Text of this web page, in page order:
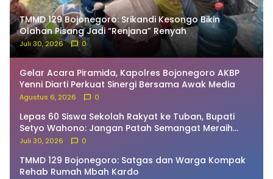
TMMD 129 Bojonegoro: Srikandi Kesongo Bikin
Olahan Pisang Jadi “Renjana” Renyah
Juli 30, 2026 0
Gelar Acara Piramida, Kapolres Bojonegoro AKBP
Yenni Diarti Perkuat Sinergi Bersama Awak Media
Agustus 6, 2026 0
Lepas 60 Siswa Sekolah Rakyat ke Tuban, Bupati
Setyo Wahono: Jangan Patah Semangat Meraih
Cita-Cita!
Juli 30, 2026 0
TMMD 129 Bojonegoro: Satgas dan Warga Kompak
Rehab Rumah Mbah Kardo